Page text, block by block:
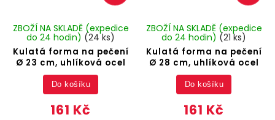
Kulatá forma na pečení
Ø 23 cm, uhlíková ocel
ZBOŽÍ NA SKLADĚ (expedice
do 24 hodin) (24 ks)
161 Kč
Do košíku
Kulatá forma na pečení
Ø 28 cm, uhlíková ocel
ZBOŽÍ NA SKLADĚ (expedice
do 24 hodin) (21 ks)
161 Kč
Do košíku